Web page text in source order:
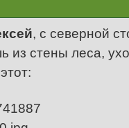
, с северной
из стены леса,